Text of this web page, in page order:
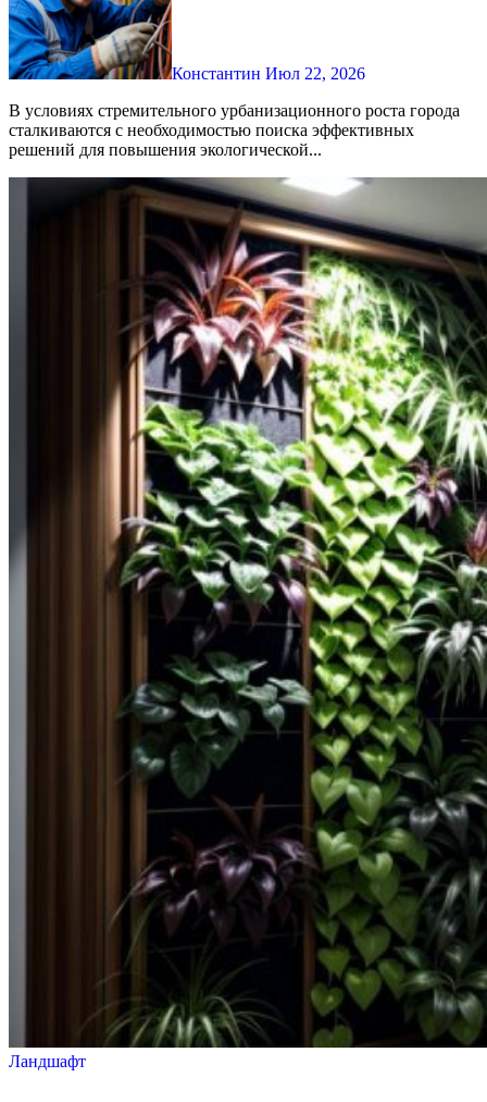
Константин Июл 22, 2026
В условиях стремительного урбанизационного роста города
сталкиваются с необходимостью поиска эффективных
решений для повышения экологической...
Ландшафт